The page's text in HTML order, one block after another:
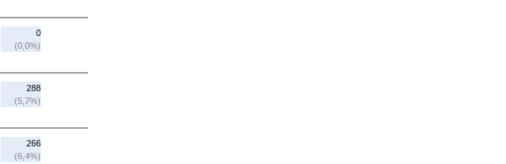
0
(0,0%)
288
(5,7%)
266
(6,4%)